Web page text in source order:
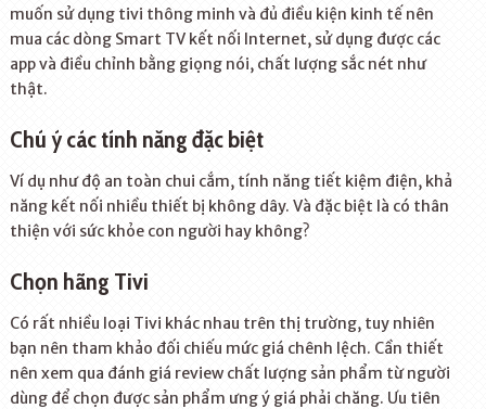
muốn sử dụng tivi thông minh và đủ điều kiện kinh tế nên
mua các dòng Smart TV kết nối Internet, sử dụng được các
app và điều chỉnh bằng giọng nói, chất lượng sắc nét như
thật.
Chú ý các tính năng đặc biệt
Ví dụ như độ an toàn chui cắm, tính năng tiết kiệm điện, khả
năng kết nối nhiều thiết bị không dây. Và đặc biệt là có thân
thiện với sức khỏe con người hay không?
Chọn hãng Tivi
Có rất nhiều loại Tivi khác nhau trên thị trường, tuy nhiên
bạn nên tham khảo đối chiếu mức giá chênh lệch. Cần thiết
nên xem qua đánh giá review chất lượng sản phẩm từ người
dùng để chọn được sản phẩm ưng ý giá phải chăng. Ưu tiên